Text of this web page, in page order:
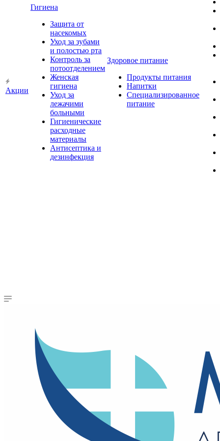
Акции
Гигиена
Защита от
насекомых
Уход за зубами
и полостью рта
Контроль за
потоотделением
Женская
гигиена
Уход за
лежачими
больными
Гигиенические
расходные
материалы
Антисептика и
дезинфекция
Здоровое питание
Продукты питания
Напитки
Специализированное
питание